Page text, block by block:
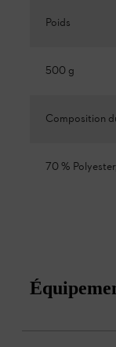
Poids
500 g
Composition
70 %